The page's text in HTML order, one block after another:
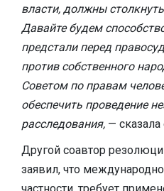
власти, должны
Давайте будем
предстали перед
против собственного
Советом по правам
обеспечить проведение
расследования, — сказала
Другой соавтор
заявил, что